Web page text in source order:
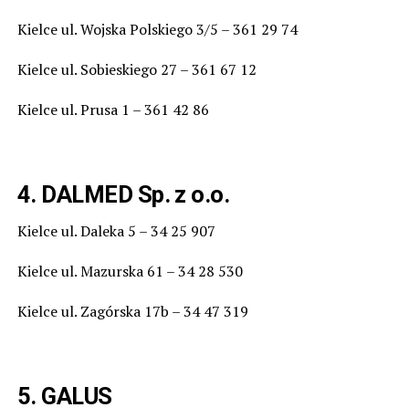
Kielce ul. Wojska Polskiego 3/5 – 361 29 74
Kielce ul. Sobieskiego 27 – 361 67 12
Kielce ul. Prusa 1 – 361 42 86
4. DALMED Sp. z o.o.
Kielce ul. Daleka 5 – 34 25 907
Kielce ul. Mazurska 61 – 34 28 530
Kielce ul. Zagórska 17b – 34 47 319
5. GALUS